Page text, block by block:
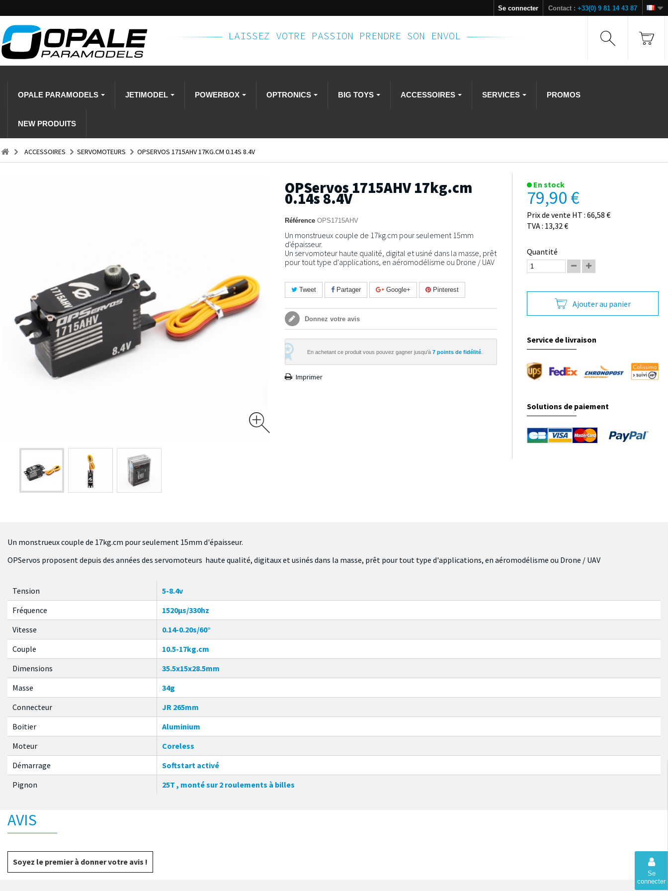
Contact : +33(0) 9 81 14 43 87
Se connecter
LAISSEZ VOTRE PASSION PRENDRE SON ENVOL
OPALE PARAMODELS JETIMODEL POWERBOX OPTRONICS BIG TOYS ACCESSOIRES SERVICES PROMOS
NEW PRODUITS
Se
connecter
ACCESSOIRES SERVOMOTEURS OPSERVOS 1715AHV 17KG.CM 0.14S 8.4V
OPServos 1715AHV 17kg.cm
0.14s 8.4V
Référence OPS1715AHV
Un monstrueux couple de 17kg.cm pour seulement 15mm
d'épaisseur.
Un servomoteur haute qualité, digital et usiné dans la masse, prêt
pour tout type d'applications, en aéromodélisme ou Drone / UAV
Tweet Partager Google+ Pinterest
Donnez votre avis
En achetant ce produit vous pouvez gagner jusqu'à 7points de fidélité.
Imprimer
En stock
79,90 €
Prix de vente HT : 66,58 €
TVA : 13,32 €
Quantité
Ajouter au panier
Service de livraison
Solutions de paiement
Un monstrueux couple de 17kg.cm pour seulement 15mm d'épaisseur.
OPServos proposent depuis des années des servomoteurs haute qualité, digitaux et usinés dans la masse, prêt pour tout type d'applications, en aéromodélisme ou Drone / UAV
Tension
5-8.4v
Fréquence
1520µs/330hz
Vitesse
0.14-0.20s/60°
Couple
10.5-17kg.cm
Dimensions
35.5x15x28.5mm
Masse
34g
Connecteur
JR 265mm
Boitier
Aluminium
Moteur
Coreless
Démarrage
Softstart activé
Pignon
25T , monté sur 2 roulements à billes
AVIS
Soyez le premier à donner votre avis !